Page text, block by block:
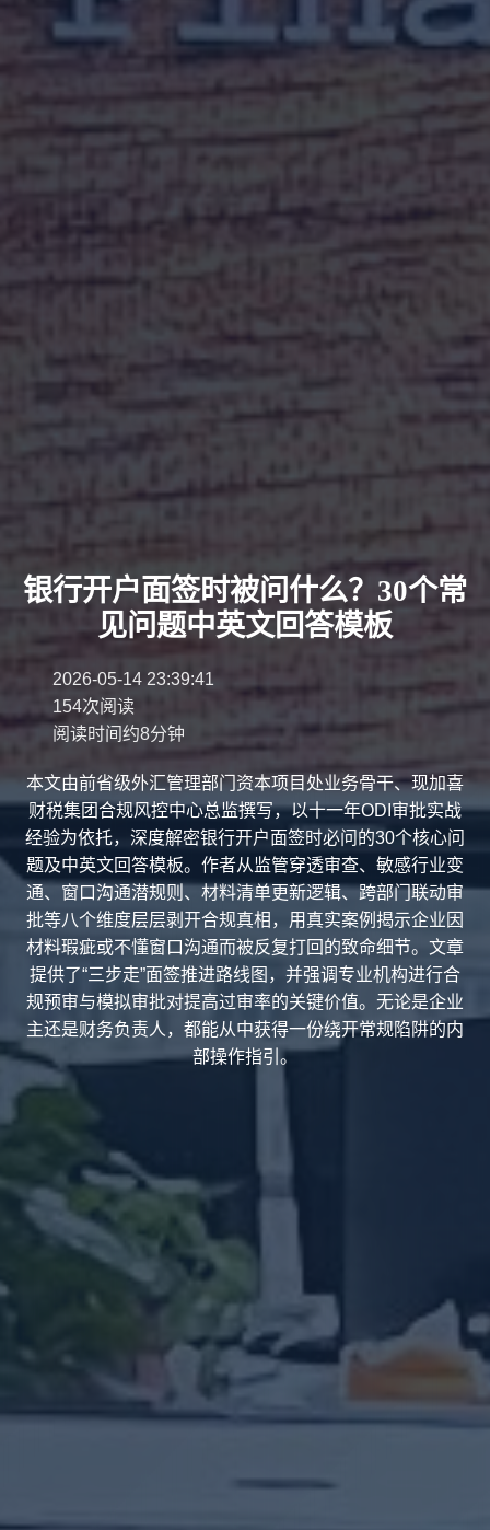
银行开户面签时被问什么？30个常
见问题中英文回答模板
2026-05-14 23:39:41
154次阅读
阅读时间约8分钟
本文由前省级外汇管理部门资本项目处业务骨干、现加喜
财税集团合规风控中心总监撰写，以十一年ODI审批实战
经验为依托，深度解密银行开户面签时必问的30个核心问
题及中英文回答模板。作者从监管穿透审查、敏感行业变
通、窗口沟通潜规则、材料清单更新逻辑、跨部门联动审
批等八个维度层层剥开合规真相，用真实案例揭示企业因
材料瑕疵或不懂窗口沟通而被反复打回的致命细节。文章
提供了“三步走”面签推进路线图，并强调专业机构进行合
规预审与模拟审批对提高过审率的关键价值。无论是企业
主还是财务负责人，都能从中获得一份绕开常规陷阱的内
部操作指引。